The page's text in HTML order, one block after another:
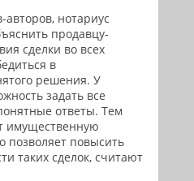
нотариус
продавцу-
сделки во всех
в
решения. У
задать все
ответы. Тем
имущественную
позволяет повысить
таких сделок, считают